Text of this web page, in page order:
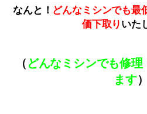
なんと！ どんなミシンでも最
価下取り いた
（ どんなミシンでも修
ます）